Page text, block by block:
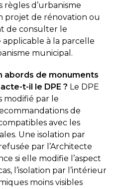
règles d’urbanisme
projet de rénovation ou
de consulter le
à la parcelle
municipal.
abords de monuments
t-il le DPE ? Le DPE
modifié par le
de
avec les
Une isolation par
par l’Architecte
si elle modifie l’aspect
l’isolation par l’intérieur
moins visibles